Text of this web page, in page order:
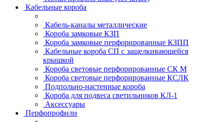
Кабельные короба
Кабель-каналы металлические
Короба замковые КЗП
Короба замковые перфорированные КЗПП
Кабельные короба СП с защелкивающейся
крышкой
Короба световые перфорированные СК М
Короба световые перфорированные КСЛК
Подпольно-настенные короба
Короба для подвеса светильников КЛ-1
Аксессуары
Перфопрофили